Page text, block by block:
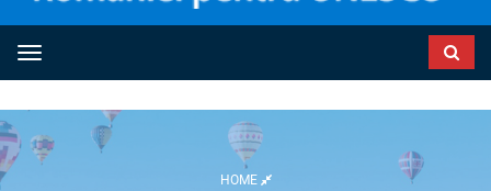
Toggle navigation
HOME